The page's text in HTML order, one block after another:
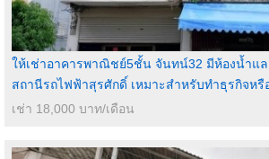
ให้เช่าอาคารพาณิชย์5ชั้น จันทน์32 มีห้องน้ำแ
สถานีรถไฟฟ้าสุรศักดิ์ เหมาะสำหรับทำธุรกิจหรื
เช่า 18,000 บาท/เดือน